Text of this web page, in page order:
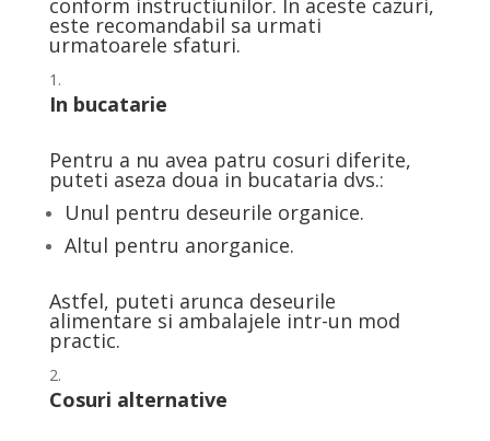
conform instructiunilor. In aceste cazuri,
este recomandabil sa urmati
urmatoarele sfaturi.
In bucatarie
Pentru a nu avea patru cosuri diferite,
puteti aseza doua in bucataria dvs.:
Unul pentru deseurile organice.
Altul pentru anorganice.
Astfel, puteti arunca deseurile
alimentare si ambalajele intr-un mod
practic.
Cosuri alternative